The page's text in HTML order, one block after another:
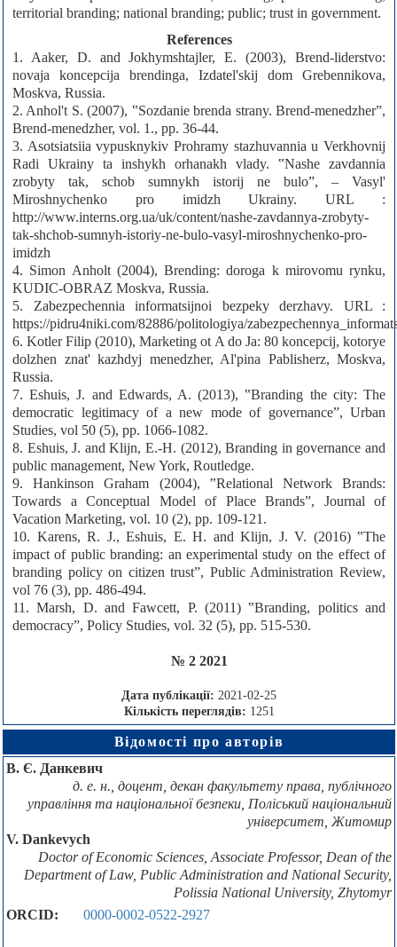
territorial branding; national branding; public; trust in government.
References
1. Aaker, D. and Jokhymshtajler, E. (2003), Brend-liderstvo:
novaja koncepcija brendinga, Izdatel'skij dom Grebennikova,
Moskva, Russia.
2. Anhol't S. (2007), ‟Sozdanie brenda strany. Brend-menedzher”,
Brend-menedzher, vol. 1., pp. 36-44.
3. Asotsiatsiia vypusknykiv Prohramy stazhuvannia u Verkhovnij
Radi Ukrainy ta inshykh orhanakh vlady. ‟Nashe zavdannia
zrobyty tak, schob sumnykh istorij ne bulo”, – Vasyl'
Miroshnychenko pro imidzh Ukrainy. URL :
http://www.interns.org.ua/uk/content/nashe-zavdannya-zrobyty-
tak-shchob-sumnyh-istoriy-ne-bulo-vasyl-miroshnychenko-pro-
imidzh
4. Simon Anholt (2004), Brending: doroga k mirovomu rynku,
KUDIC-OBRAZ Moskva, Russia.
5. Zabezpechennia informatsijnoi bezpeky derzhavy. URL :
https://pidru4niki.com/82886/politologiya/
6. Kotler Filip (2010), Marketing ot A do Ja: 80 koncepcij, kotorye
dolzhen znat' kazhdyj menedzher, Al'pina Pablisherz, Moskva,
Russia.
7. Eshuis, J. and Edwards, A. (2013), ‟Branding the city: The
democratic legitimacy of a new mode of governance”, Urban
Studies, vol 50 (5), pp. 1066-1082.
8. Eshuis, J. and Klijn, E.-H. (2012), Branding in governance and
public management, New York, Routledge.
9. Hankinson Graham (2004), ‟Relational Network Brands:
Towards a Conceptual Model of Place Brands”, Journal of
Vacation Marketing, vol. 10 (2), pp. 109-121.
10. Karens, R. J., Eshuis, E. H. and Klijn, J. V. (2016) ‟The
impact of public branding: an experimental study on the effect of
branding policy on citizen trust”, Public Administration Review,
vol 76 (3), pp. 486-494.
11. Marsh, D. and Fawcett, P. (2011) ‟Branding, politics and
democracy”, Policy Studies, vol. 32 (5), pp. 515-530.
№ 2 2021
Дата публікації: 2021-02-25
Кількість переглядів: 1251
Відомості про авторів
В. Є. Данкевич
д. е. н., доцент, декан факультету права, публічного
управління та національної безпеки, Поліський національний
університет, Житомир
V. Dankevych
Doctor of Economic Sciences, Associate Professor, Dean of the
Department of Law, Public Administration and National Security,
Polissia National University, Zhytomyr
ORCID:
0000-0002-0522-2927